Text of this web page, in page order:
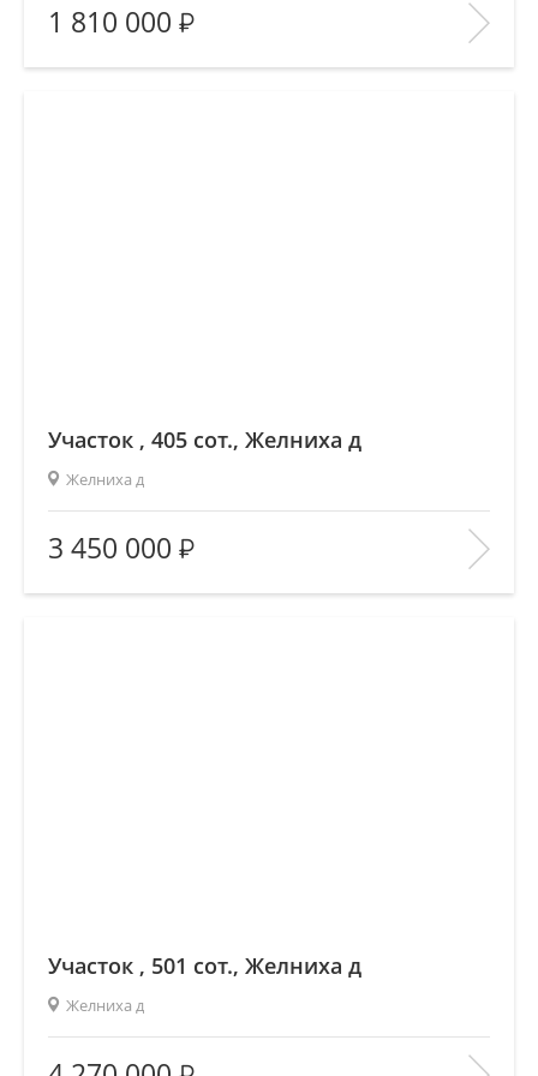
Количество комнат:
—
Этаж:
—/—
1 810 000
Участок , 405 сот., Желниха д
Желниха д
Площадь(общ. /жил. /кухня), м2:
—/—/—
Количество комнат:
—
Этаж:
—/—
3 450 000
Участок , 501 сот., Желниха д
Желниха д
Площадь(общ. /жил. /кухня), м2:
—/—/—